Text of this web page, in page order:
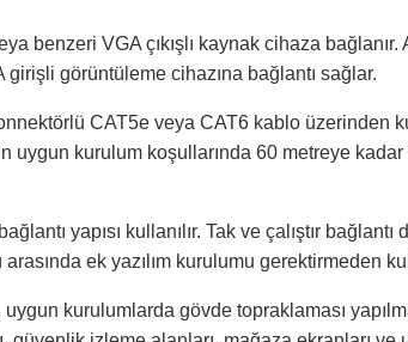
benzeri VGA çıkışlı kaynak cihaza bağlanır.
görüntüleme cihazına bağlantı sağlar.
CAT5e veya CAT6 kablo üzerinden
kurulum koşullarında 60 metreye kadar
yapısı kullanılır. Tak ve çalıştır bağlantı
ek yazılım kurulumu gerektirmeden
kurulumlarda gövde topraklaması